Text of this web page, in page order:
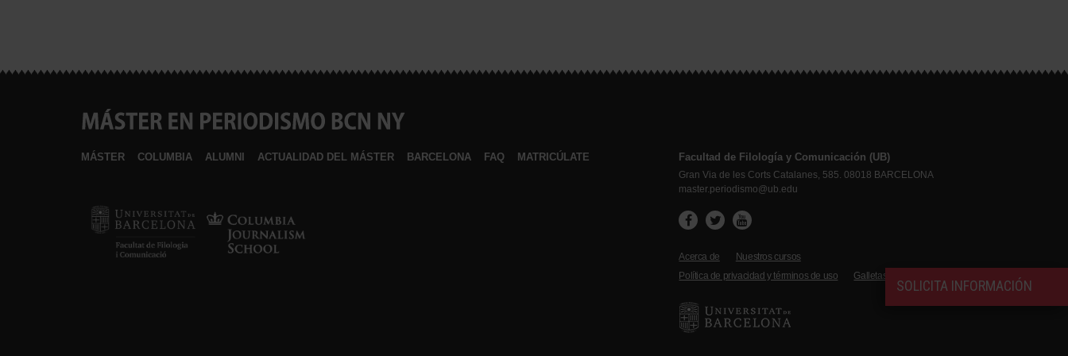
SOLICITA INFORMACIÓN
MÁSTER COLUMBIA ALUMNI ACTUALIDAD DEL MÁSTER BARCELONA FAQ MATRICÚLATE Facultad de Filología y Comunicación (UB)
Gran Via de les Corts Catalanes, 585. 08018 BARCELONA
master.periodismo@ub.edu
Acerca de
Nuestros cursos
Política de privacidad y términos de uso
Galletas